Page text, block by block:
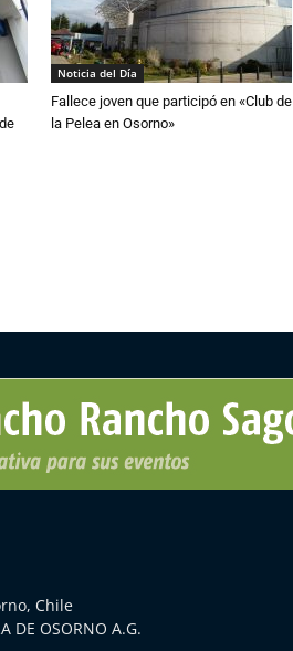
Noticia del Día
Fallece joven que participó en «Club de
la Pelea en Osorno»
Chile
DE OSORNO A.G.